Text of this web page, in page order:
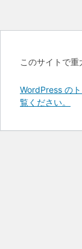
このサイトで重
WordPress の
覧ください。